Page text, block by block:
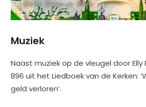
Muziek
Naast muziek op de vleugel door Elly
896 uit het Liedboek van de Kerken:
geld verloren’.